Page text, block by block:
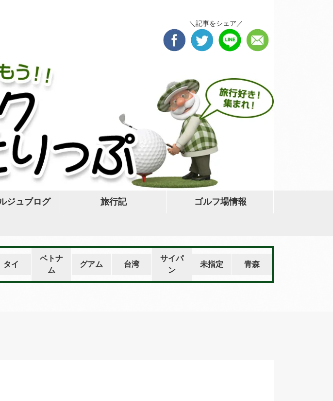
＼記事をシェア／
ジュブログ 旅行記 ゴルフ場情報
タイ
ベトナ
ム
グアム 台湾
サイパ
ン
未指定 青森